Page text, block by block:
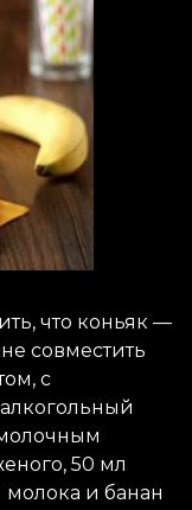
что коньяк —
совместить
с
50 мл
молока и банан